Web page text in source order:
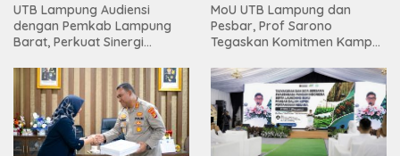
UTB Lampung Audiensi
dengan Pemkab Lampung
Barat, Perkuat Sinergi
Tinggi
MoU UTB Lampung dan
Pesbar, Prof Sarono
Tegaskan Komitmen Kampus
Masyarakat